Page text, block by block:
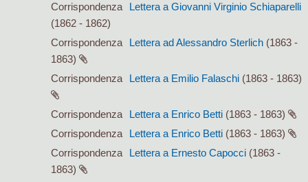
Corrispondenza
Lettera a Giovanni Virginio Schiaparelli
(1862 - 1862)
Corrispondenza
Lettera ad Alessandro Sterlich (1863 -
1863)
Corrispondenza
Lettera a Emilio Falaschi (1863 - 1863)
Corrispondenza Lettera a Enrico Betti (1863 - 1863)
Corrispondenza
Lettera a Enrico Betti (1863 - 1863)
Corrispondenza
Lettera a Ernesto Capocci (1863 -
1863)